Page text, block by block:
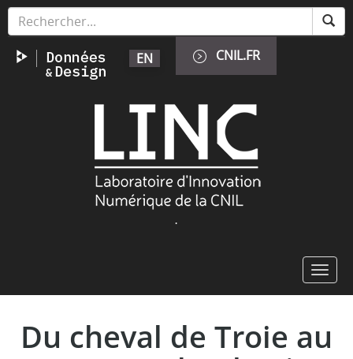
Aller
principal
EN CNIL.FR
.
Du cheval de Troie au
Panneau de gestion des cookies